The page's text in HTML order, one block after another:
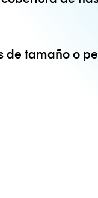
de tamaño o